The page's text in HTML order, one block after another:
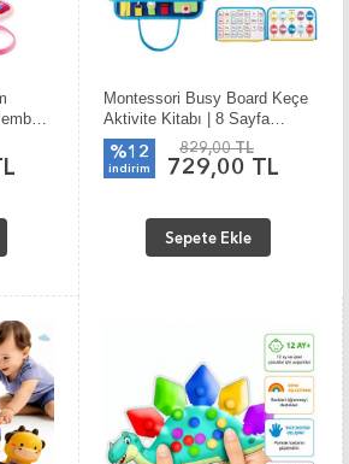
4
Montessori Busy Board Keçe
Aktivite Kitabı | 8 Sayfa
Dinazor Temalı
%12
indirim
829,00 TL
729,00 TL
Sepete Ekle